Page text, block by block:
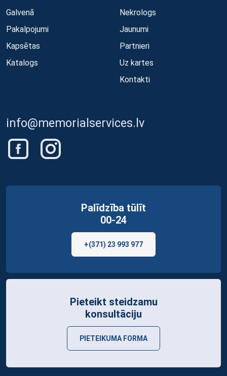
Galvenā
Pakalpojumi
Kapsētas
Katalogs
Nekrologs
Jaunumi
Partnieri
Uz kartes
Kontakti
info@memorialservices.lv
Palīdzība tūlīt
00-24
+(371) 23 993 977
Pieteikt steidzamu
konsultāciju
PIETEIKUMA FORMA